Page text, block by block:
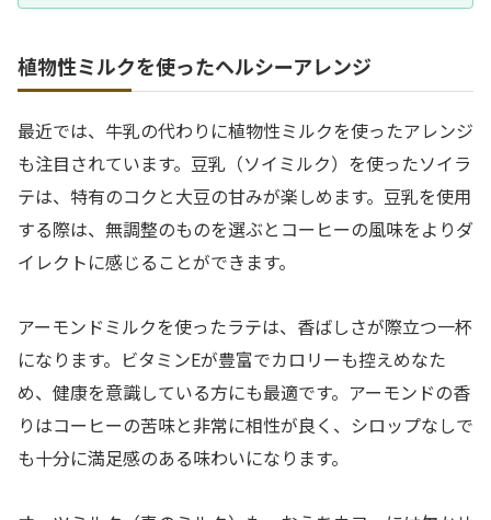
植物性ミルクを使ったヘルシーアレンジ
最近では、牛乳の代わりに植物性ミルクを使ったアレンジ
も注目されています。豆乳（ソイミルク）を使ったソイラ
テは、特有のコクと大豆の甘みが楽しめます。豆乳を使用
する際は、無調整のものを選ぶとコーヒーの風味をよりダ
イレクトに感じることができます。
アーモンドミルクを使ったラテは、香ばしさが際立つ一杯
になります。ビタミンEが豊富でカロリーも控えめなた
め、健康を意識している方にも最適です。アーモンドの香
りはコーヒーの苦味と非常に相性が良く、シロップなしで
も十分に満足感のある味わいになります。